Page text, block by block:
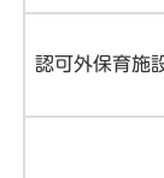
認可外保育施